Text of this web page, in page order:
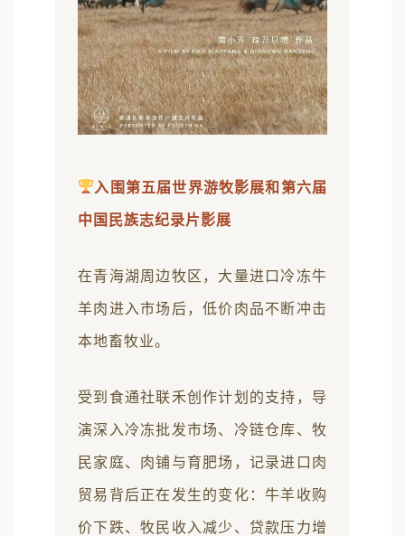
入围第五届世界游牧影展和第六届
中国民族志纪录片影展
在青海湖周边牧区，大量进口冷冻牛
羊肉进入市场后，低价肉品不断冲击
本地畜牧业。
受到食通社联禾创作计划的支持，导
演深入冷冻批发市场、冷链仓库、牧
民家庭、肉铺与育肥场，记录进口肉
贸易背后正在发生的变化：牛羊收购
价下跌、牧民收入减少、贷款压力增